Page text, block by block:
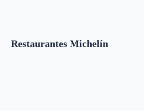
Restaurantes Michelín